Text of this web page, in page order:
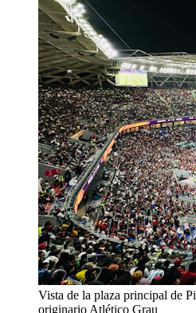
Vista de la plaza principal de
originario Atlético Grau